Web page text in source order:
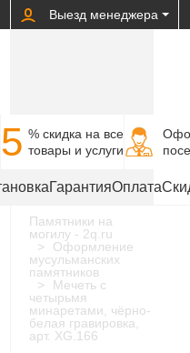
Выезд менеджера
5 % cкидка на все
товары и услуги
ГарантияОплата
Памятники на
могилу - 2q.ru
Оформление
мусульманских
памятников
Мечеть с
четырьмя
минаретами, чёрно-
белая гравировка,
арт. XG.166